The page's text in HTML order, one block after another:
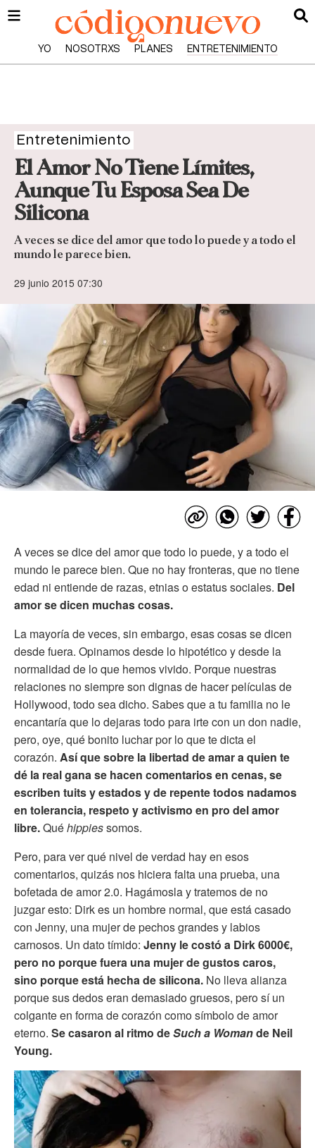
YO NOSOTRXS PLANES ENTRETENIMIENTO
Entretenimiento
El Amor No Tiene Límites,
Aunque Tu Esposa Sea De
Silicona
A veces se dice del amor que todo lo puede y a todo el
mundo le parece bien.
29 junio 2015 07:30
A veces se dice del amor que todo lo puede, y a todo el
mundo le parece bien. Que no hay fronteras, que no tiene
edad ni entiende de razas, etnias o estatus sociales. Del
amor se dicen muchas cosas.
La mayoría de veces, sin embargo, esas cosas se dicen
desde fuera. Opinamos desde lo hipotético y desde la
normalidad de lo que hemos vivido. Porque nuestras
relaciones no siempre son dignas de hacer películas de
Hollywood, todo sea dicho. Sabes que a tu familia no le
encantaría que lo dejaras todo para irte con un don nadie,
pero, oye, qué bonito luchar por lo que te dicta el
corazón. Así que sobre la libertad de amar a quien te
dé la real gana se hacen comentarios en cenas, se
escriben tuits y estados y de repente todos nadamos
en tolerancia, respeto y activismo en pro del amor
libre.Quéhippiessomos.
Pero, para ver qué nivel de verdad hay en esos
comentarios, quizás nos hiciera falta una prueba, una
bofetada de amor 2.0. Hagámosla y tratemos de no
juzgar esto: Dirk es un hombre normal, que está casado
con Jenny, una mujer de pechos grandes y labios
carnosos. Un dato tímido: Jenny le costó a Dirk 6000€,
pero no porque fuera una mujer de gustos caros,
sino porque está hecha de silicona. No lleva alianza
porque sus dedos eran demasiado gruesos, pero sí un
colgante en forma de corazón como símbolo de amor
eterno. Se casaron al ritmo deSuch a Womande Neil
Young.